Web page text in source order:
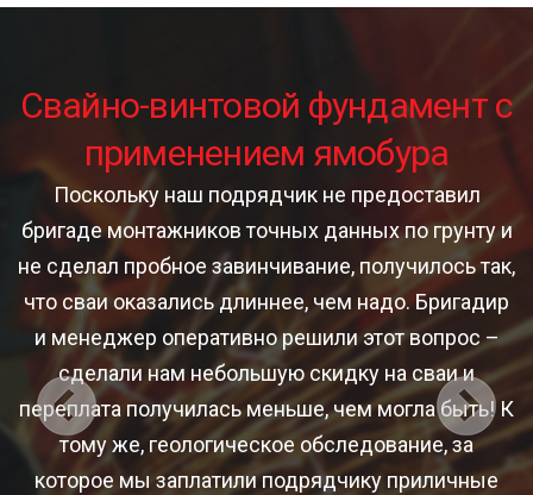
Свайно-винтовой фундамент с
применением ямобура
Поскольку наш подрядчик не предоставил
бригаде монтажников точных данных по грунту и
не сделал пробное завинчивание, получилось так,
что сваи оказались длиннее, чем надо. Бригадир
и менеджер оперативно решили этот вопрос –
сделали нам небольшую скидку на сваи и
переплата получилась меньше, чем могла быть! К
тому же, геологическое обследование, за
которое мы заплатили подрядчику приличные